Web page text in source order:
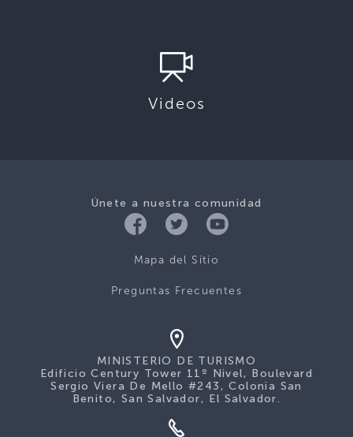
Videos
Únete a nuestra comunidad
Mapa del Sitio
Preguntas Frecuentes
MINISTERIO DE TURISMO
Edificio Century Tower 11º Nivel, Boulevard
Sergio Viera De Mello #243, Colonia San
Benito, San Salvador, El Salvador.